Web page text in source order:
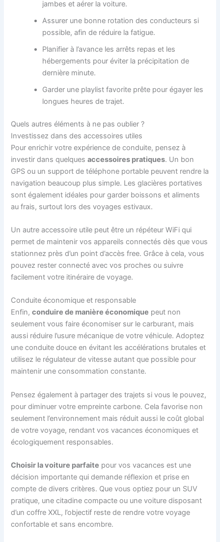
jambes et aérer la voiture.
Assurer une bonne rotation des conducteurs si
possible, afin de réduire la fatigue.
Planifier à l’avance les arrêts repas et les
hébergements pour éviter la précipitation de
dernière minute.
Garder une playlist favorite prête pour égayer les
longues heures de trajet.
Quels autres éléments à ne pas oublier ?
Investissez dans des accessoires utiles
Pour enrichir votre expérience de conduite, pensez à
investir dans quelquesaccessoires pratiques. Un bon
GPS ou un support de téléphone portable peuvent rendre la
navigation beaucoup plus simple. Les glacières portatives
sont également idéales pour garder boissons et aliments
au frais, surtout lors des voyages estivaux.
Un autre accessoire utile peut être un répéteur WiFi qui
permet de maintenir vos appareils connectés dès que vous
stationnez près d’un point d’accès free. Grâce à cela, vous
pouvez rester connecté avec vos proches ou suivre
facilement votre itinéraire de voyage.
Conduite économique et responsable
Enfin,conduire de manière économique peut non
seulement vous faire économiser sur le carburant, mais
aussi réduire l’usure mécanique de votre véhicule. Adoptez
une conduite douce en évitant les accélérations brutales et
utilisez le régulateur de vitesse autant que possible pour
maintenir une consommation constante.
Pensez également à partager des trajets si vous le pouvez,
pour diminuer votre empreinte carbone. Cela favorise non
seulement l’environnement mais réduit aussi le coût global
de votre voyage, rendant vos vacances économiques et
écologiquement responsables.
Choisir la voiture parfaite pour vos vacances est une
décision importante qui demande réflexion et prise en
compte de divers critères. Que vous optiez pour un SUV
pratique, une citadine compacte ou une voiture disposant
d’un coffre XXL, l’objectif reste de rendre votre voyage
confortable et sans encombre.